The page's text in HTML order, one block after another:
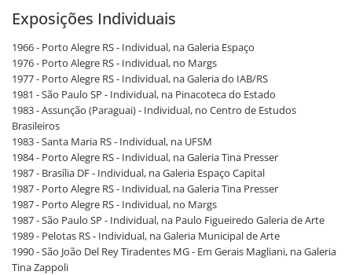
Exposições Individuais
1966 - Porto Alegre RS - Individual, na Galeria Espaço
1976 - Porto Alegre RS - Individual, no Margs
1977 - Porto Alegre RS - Individual, na Galeria do IAB/RS
1981 - São Paulo SP - Individual, na Pinacoteca do Estado
1983 - Assunção (Paraguai) - Individual, no Centro de Estudos
Brasileiros
1983 - Santa Maria RS - Individual, na UFSM
1984 - Porto Alegre RS - Individual, na Galeria Tina Presser
1987 - Brasília DF - Individual, na Galeria Espaço Capital
1987 - Porto Alegre RS - Individual, na Galeria Tina Presser
1987 - Porto Alegre RS - Individual, no Margs
1987 - São Paulo SP - Individual, na Paulo Figueiredo Galeria de Arte
1989 - Pelotas RS - Individual, na Galeria Municipal de Arte
1990 - São João Del Rey Tiradentes MG - Em Gerais Magliani, na Galeria
Tina Zappoli